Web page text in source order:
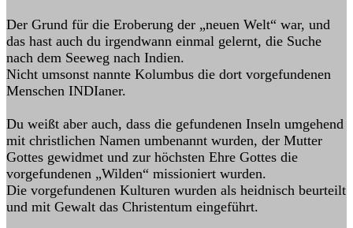
Der Grund für die Eroberung der „neuen Welt“ war, und
das hast auch du irgendwann einmal gelernt, die Suche
nach dem Seeweg nach Indien.
Nicht umsonst nannte Kolumbus die dort vorgefundenen
Menschen INDIaner.
Du weißt aber auch, dass die gefundenen Inseln umgehend
mit christlichen Namen umbenannt wurden, der Mutter
Gottes gewidmet und zur höchsten Ehre Gottes die
vorgefundenen „Wilden“ missioniert wurden.
Die vorgefundenen Kulturen wurden als heidnisch beurteilt
und mit Gewalt das Christentum eingeführt.